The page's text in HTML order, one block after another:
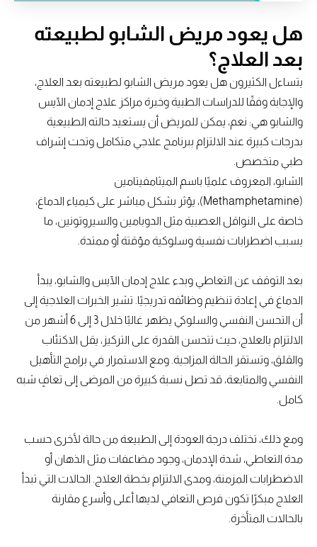
هل يعود مريض الشابو لطبيعته
بعد العلاج؟
يتساءل الكثيرون هل يعود مريض الشابو لطبيعته بعد العلاج،
والإجابة وفقًا للدراسات الطبية وخبرة مراكز علاج إدمان الآيس
والشابو هي: نعم، يمكن للمريض أن يستعيد حالته الطبيعية
بدرجات كبيرة عند الالتزام ببرنامج علاجي متكامل وتحت إشراف
طبي متخصص.
الشابو، المعروف علميًا باسم الميثامفيتامين
(Methamphetamine)، يؤثر بشكل مباشر على كيمياء الدماغ،
خاصة على النواقل العصبية مثل الدوبامين والسيروتونين، ما
يسبب اضطرابات نفسية وسلوكية مؤقتة أو ممتدة.
بعد التوقف عن التعاطي وبدء علاج إدمان الآيس والشابو، يبدأ
الدماغ في إعادة تنظيم وظائفه تدريجيًا. تشير الخبرات العلاجية إلى
أن التحسن النفسي والسلوكي يظهر غالبًا خلال 3 إلى 6 أشهر من
الالتزام بالعلاج، حيث تتحسن القدرة على التركيز، يقل الاكتئاب
والقلق، وتستقر الحالة المزاجية. ومع الاستمرار في برامج التأهيل
النفسي والمتابعة، قد تصل نسبة كبيرة من المرضى إلى تعافٍ شبه
كامل.
ومع ذلك، تختلف درجة العودة إلى الطبيعة من حالة لأخرى حسب
مدة التعاطي، شدة الإدمان، وجود مضاعفات مثل الذهان أو
الاضطرابات المزمنة، ومدى الالتزام بخطة العلاج. الحالات التي تبدأ
العلاج مبكرًا تكون فرص التعافي لديها أعلى وأسرع مقارنة
بالحالات المتأخرة.